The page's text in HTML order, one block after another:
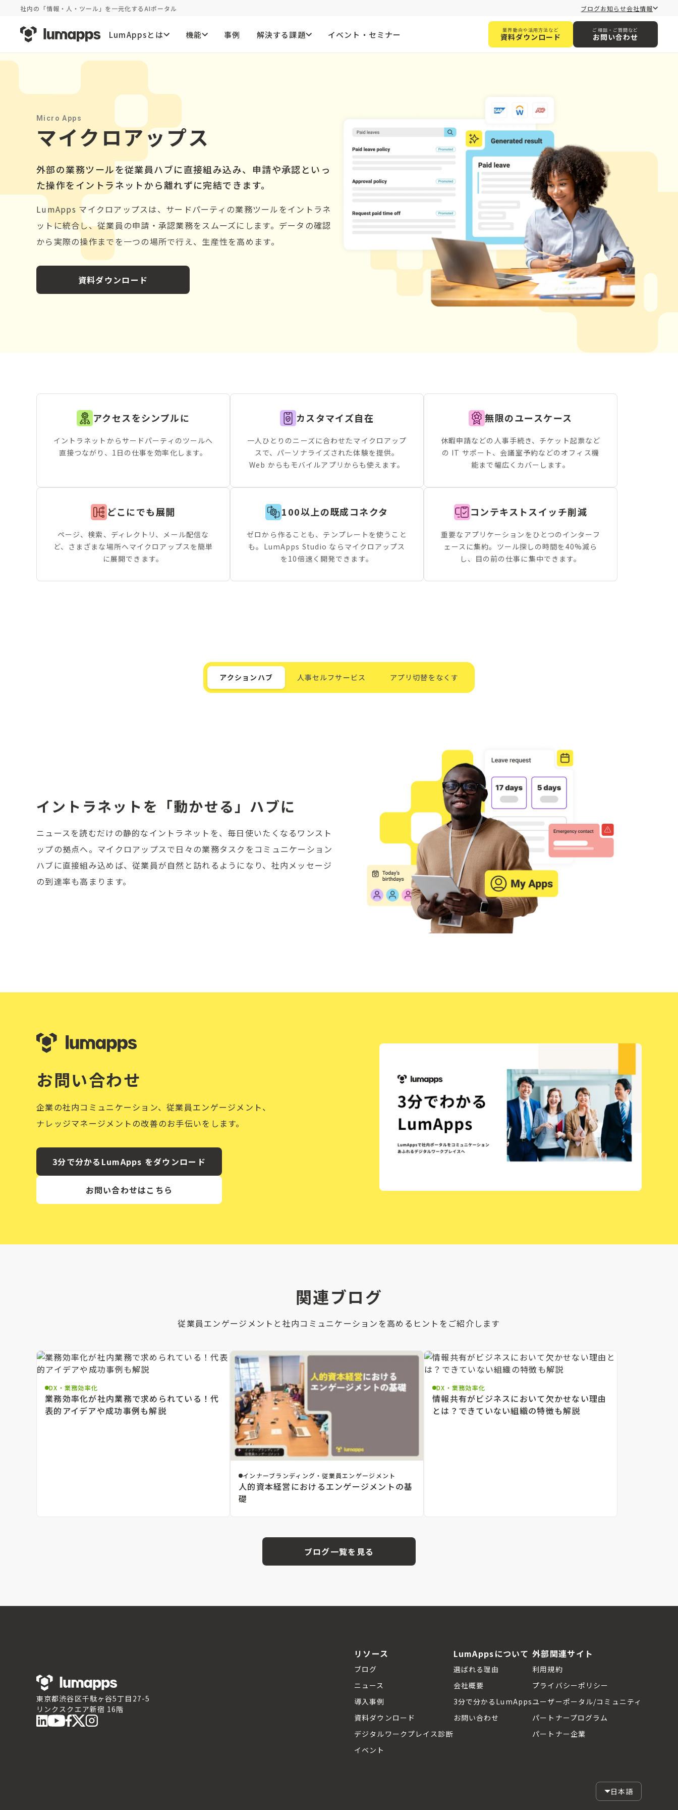
社内の「情報・人・ツール」を一元化するAIポータル ブログお知らせ会社情報
LumAppsとは 機能 事例 解決する課題 イベント・セミナー 業界動向や活用方法など
資料ダウンロード
ご相談・ご質問など
お問い合わせ
Micro Apps
マイクロアップス
外部の業務ツールを従業員ハブに直接組み込み、申請や承認といっ
た操作をイントラネットから離れずに完結できます。
LumApps マイクロアップスは、サードパーティの業務ツールをイントラネ
ットに統合し、従業員の申請・承認業務をスムーズにします。データの確認
から実際の操作までを一つの場所で行え、生産性を高めます。
資料ダウンロード
アクセスをシンプルに
イントラネットからサードパーティのツールへ
直接つながり、1日の仕事を効率化します。
カスタマイズ自在
一人ひとりのニーズに合わせたマイクロアップ
スで、パーソナライズされた体験を提供。
Web からもモバイルアプリからも使えます。
無限のユースケース
休暇申請などの人事手続き、チケット起票など
の IT サポート、会議室予約などのオフィス機
能まで幅広くカバーします。
どこにでも展開
ページ、検索、ディレクトリ、メール配信な
ど、さまざまな場所へマイクロアップスを簡単
に展開できます。
100以上の既成コネクタ
ゼロから作ることも、テンプレートを使うこと
も。LumApps Studio ならマイクロアップス
を10倍速く開発できます。
コンテキストスイッチ削減
重要なアプリケーションをひとつのインターフ
ェースに集約。ツール探しの時間を40%減ら
し、目の前の仕事に集中できます。
アクションハブ 人事セルフサービス アプリ切替をなくす
イントラネットを「動かせる」ハブに
ニュースを読むだけの静的なイントラネットを、毎日使いたくなるワンスト
ップの拠点へ。マイクロアップスで日々の業務タスクをコミュニケーション
ハブに直接組み込めば、従業員が自然と訪れるようになり、社内メッセージ
の到達率も高まります。
お問い合わせ
企業の社内コミュニケーション、従業員エンゲージメント、
ナレッジマネージメントの改善のお手伝いをします。
3分で分かるLumApps をダウンロード
お問い合わせはこちら
関連ブログ
従業員エンゲージメントと社内コミュニケーションを高めるヒントをご紹介します
業務効率化が社内業務で求められている！代
表的アイデアや成功事例も解説
DX・業務効率化
人的資本経営におけるエンゲージメントの基
礎
インナーブランディング・従業員エンゲージメント
情報共有がビジネスにおいて欠かせない理由
とは？できていない組織の特徴も解説
DX・業務効率化
ブログ一覧を見る
東京都渋谷区千駄ヶ谷5丁目27-5
リンクスクエア新宿 16階
リソース
ブログ
ニュース
導入事例
資料ダウンロード
デジタルワークプレイス診断
イベント
LumAppsについて
選ばれる理由
会社概要
3分で分かるLumApps
お問い合わせ
外部関連サイト
利用規約
プライバシーポリシー
ユーザーポータル/コミュニティ
パートナープログラム
パートナー企業
日本語